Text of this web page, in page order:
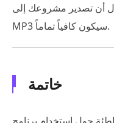
أن تصدير مشروعك إلى
MP3 سيكون كافياً تماماً.
خاتمة